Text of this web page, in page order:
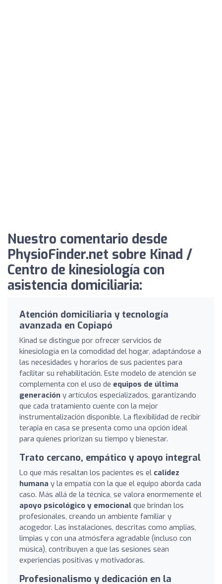
Nuestro comentario desde
PhysioFinder.net sobre Kinad /
Centro de kinesiología con
asistencia domiciliaria:
Atención domiciliaria y tecnología
avanzada en Copiapó
Kinad se distingue por ofrecer servicios de
kinesiología en la comodidad del hogar, adaptándose a
las necesidades y horarios de sus pacientes para
facilitar su rehabilitación. Este modelo de atención se
complementa con el uso de equipos de última
generación y artículos especializados, garantizando
que cada tratamiento cuente con la mejor
instrumentalización disponible. La flexibilidad de recibir
terapia en casa se presenta como una opción ideal
para quienes priorizan su tiempo y bienestar.
Trato cercano, empático y apoyo integral
Lo que más resaltan los pacientes es el calidez
humana y la empatía con la que el equipo aborda cada
caso. Más allá de la técnica, se valora enormemente el
apoyo psicológico y emocional que brindan los
profesionales, creando un ambiente familiar y
acogedor. Las instalaciones, descritas como amplias,
limpias y con una atmósfera agradable (incluso con
música), contribuyen a que las sesiones sean
experiencias positivas y motivadoras.
Profesionalismo y dedicación en la